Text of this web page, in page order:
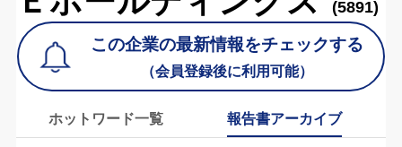
(5891)
この企業の最新情報をチェックする
（会員登録後に利用可能）
ホットワード一覧 報告書アーカイブ